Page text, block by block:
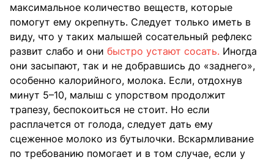
максимальное количество веществ, которые
помогут ему окрепнуть. Следует только иметь в
виду, что у таких малышей сосательный рефлекс
развит слабо и они быстро устают сосать. Иногда
они засыпают, так и не добравшись до «заднего»,
особенно калорийного, молока. Если, отдохнув
минут 5–10, малыш с упорством продолжит
трапезу, беспокоиться не стоит. Но если
расплачется от голода, следует дать ему
сцеженное молоко из бутылочки. Вскармливание
по требованию помогает и в том случае, если у